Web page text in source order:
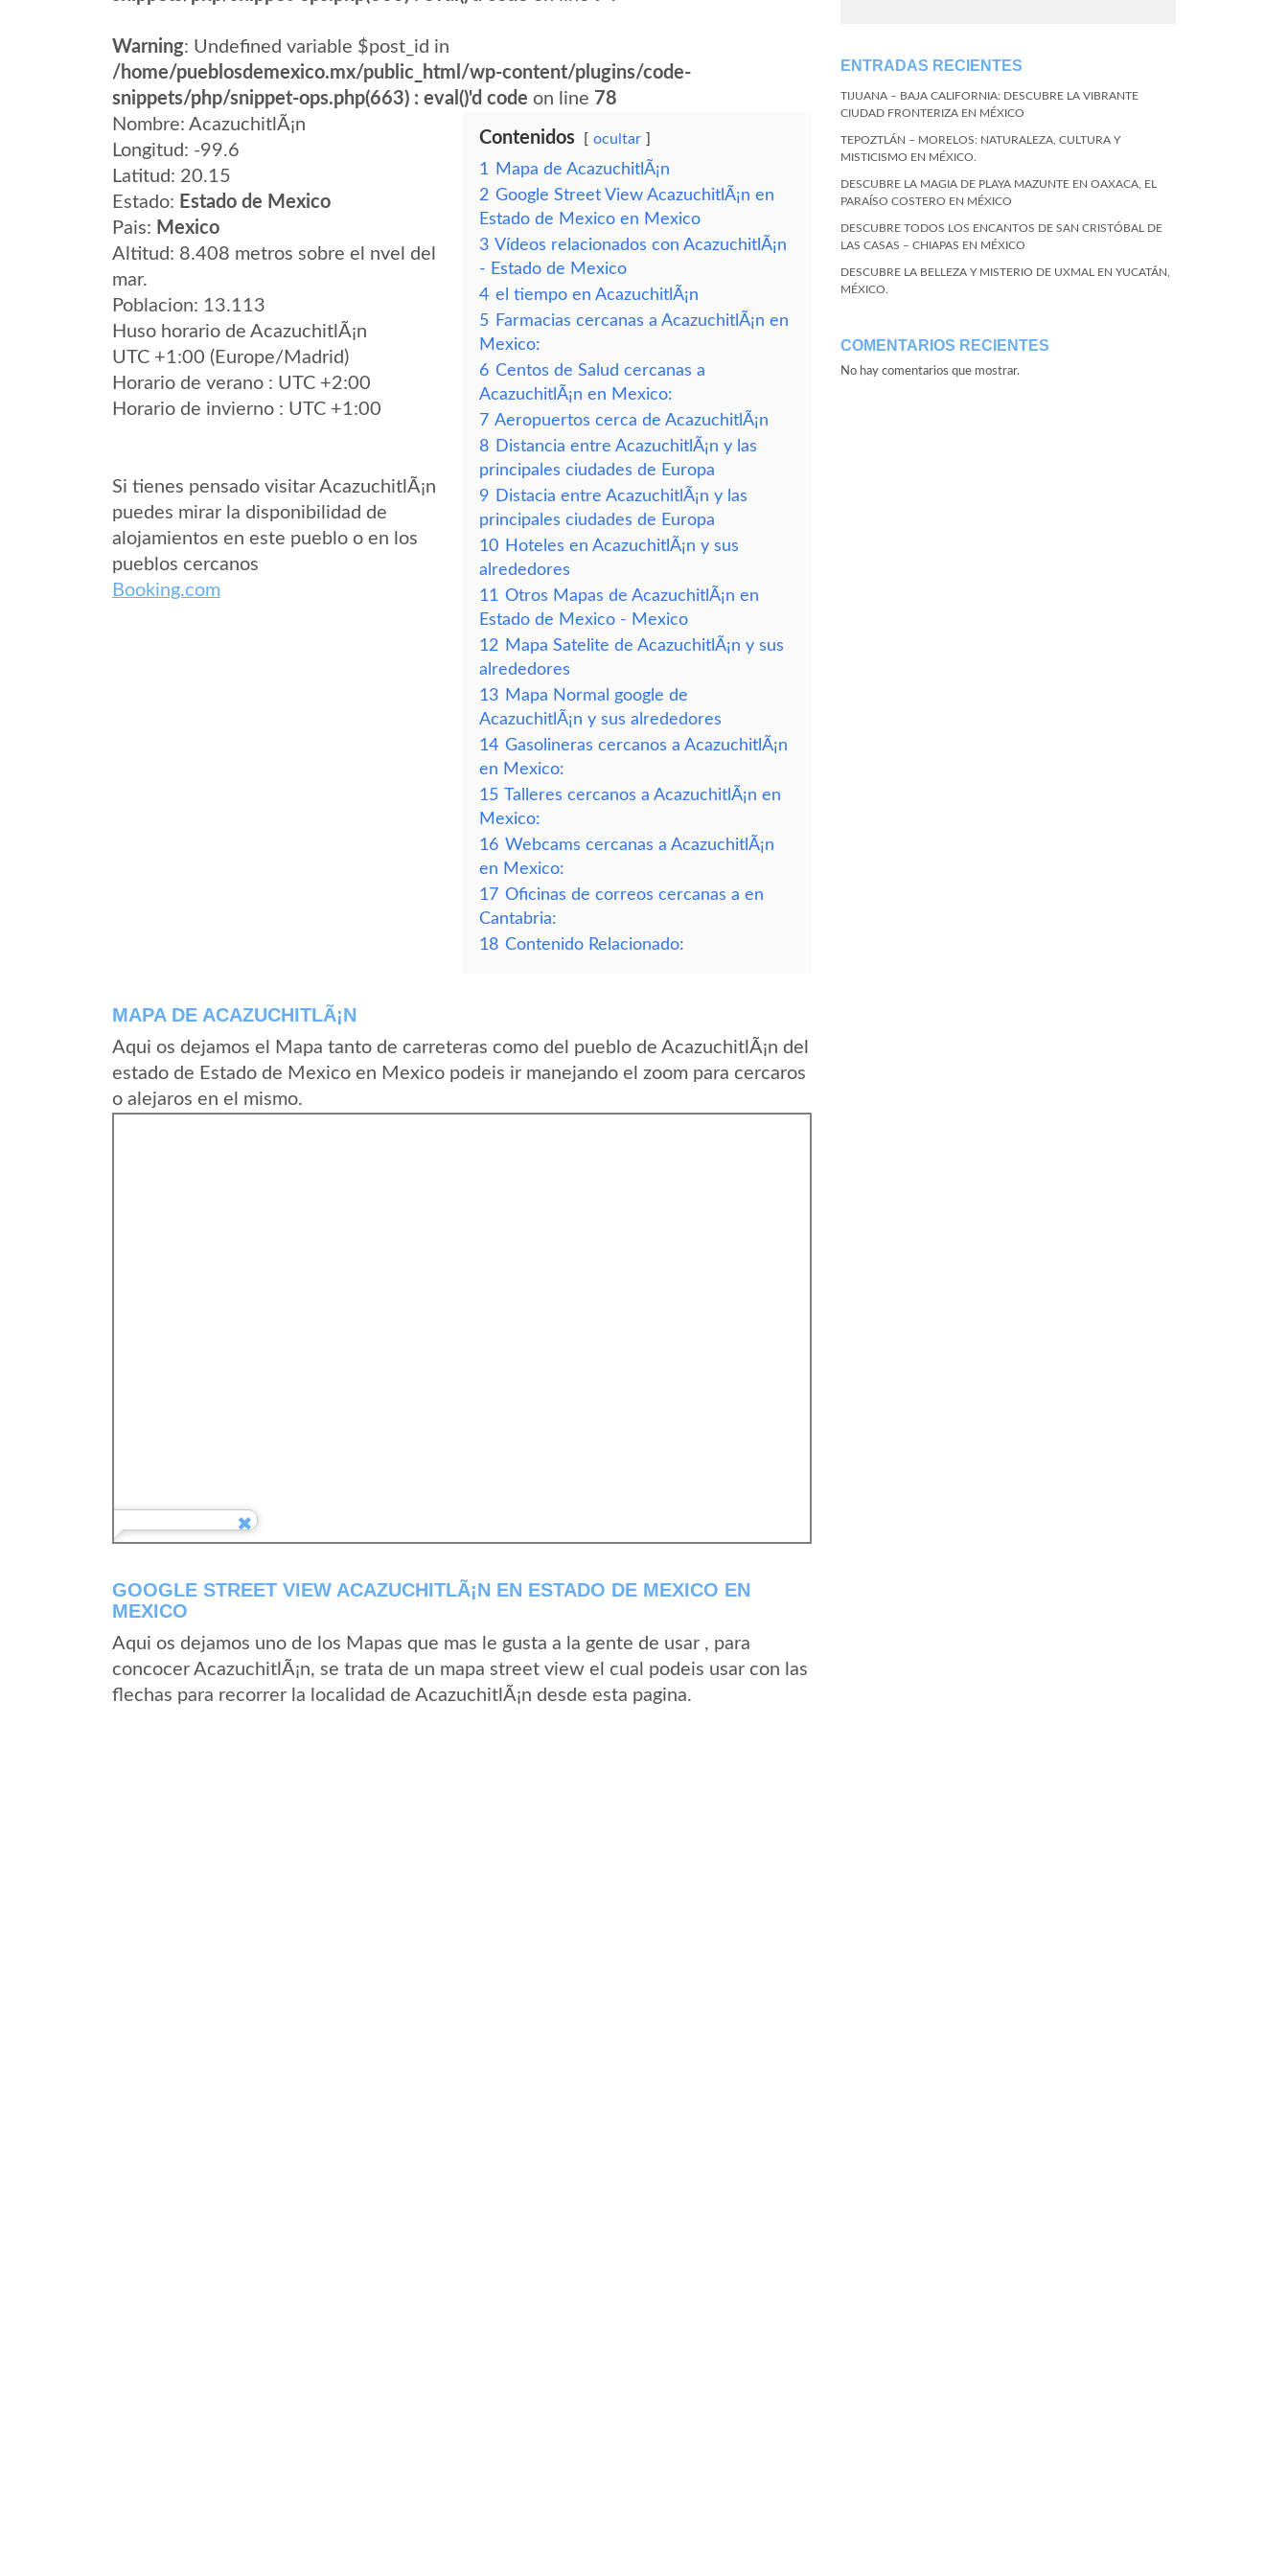
Warning: Undefined variable $post_id in
/home/pueblosdemexico.mx/public_html/wp-content/plugins/code-
snippets/php/snippet-ops.php(663) : eval()'d code on line 78
Nombre: AcazuchitlÃ¡n
Longitud: -99.6
Latitud: 20.15
Estado: Estado de Mexico
Pais: Mexico
Altitud: 8.408 metros sobre el nvel del
mar.
Poblacion: 13.113
Huso horario de AcazuchitlÃ¡n
UTC +1:00 (Europe/Madrid)
Horario de verano : UTC +2:00
Horario de invierno : UTC +1:00
Si tienes pensado visitar AcazuchitlÃ¡n
puedes mirar la disponibilidad de
alojamientos en este pueblo o en los
pueblos cercanos
Booking.com
Contenidos ocultar
1
Mapa de AcazuchitlÃ¡n
2 Google Street View AcazuchitlÃ¡n en
Estado de Mexico en Mexico
3 Vídeos relacionados con AcazuchitlÃ¡n
- Estado de Mexico
4 el tiempo en AcazuchitlÃ¡n
5 Farmacias cercanas a AcazuchitlÃ¡n en
Mexico:
6 Centos de Salud cercanas a
AcazuchitlÃ¡n en Mexico:
7 Aeropuertos cerca de AcazuchitlÃ¡n
8 Distancia entre AcazuchitlÃ¡n y las
principales ciudades de Europa
9 Distacia entre AcazuchitlÃ¡n y las
principales ciudades de Europa
10 Hoteles en AcazuchitlÃ¡n y sus
alrededores
11 Otros Mapas de AcazuchitlÃ¡n en
Estado de Mexico - Mexico
12 Mapa Satelite de AcazuchitlÃ¡n y sus
alrededores
13 Mapa Normal google de
AcazuchitlÃ¡n y sus alrededores
14 Gasolineras cercanos a AcazuchitlÃ¡n
en Mexico:
15 Talleres cercanos a AcazuchitlÃ¡n en
Mexico:
16 Webcams cercanas a AcazuchitlÃ¡n
en Mexico:
17 Oficinas de correos cercanas a en
Cantabria:
18 Contenido Relacionado:
MAPA DE ACAZUCHITLÃ¡N
Aqui os dejamos el Mapa tanto de carreteras como del pueblo de AcazuchitlÃ¡n del
estado de Estado de Mexico en Mexico podeis ir manejando el zoom para cercaros
o alejaros en el mismo.
GOOGLE STREET VIEW ACAZUCHITLÃ¡N EN ESTADO DE MEXICO EN
MEXICO
Aqui os dejamos uno de los Mapas que mas le gusta a la gente de usar , para
concocer AcazuchitlÃ¡n, se trata de un mapa street view el cual podeis usar con las
flechas para recorrer la localidad de AcazuchitlÃ¡n desde esta pagina.
ENTRADAS RECIENTES
TIJUANA – BAJA CALIFORNIA: DESCUBRE LA VIBRANTE
CIUDAD FRONTERIZA EN MÉXICO
TEPOZTLÁN – MORELOS: NATURALEZA, CULTURA Y
MISTICISMO EN MÉXICO.
DESCUBRE LA MAGIA DE PLAYA MAZUNTE EN OAXACA, EL
PARAÍSO COSTERO EN MÉXICO
DESCUBRE TODOS LOS ENCANTOS DE SAN CRISTÓBAL DE
LAS CASAS – CHIAPAS EN MÉXICO
DESCUBRE LA BELLEZA Y MISTERIO DE UXMAL EN YUCATÁN,
MÉXICO.
COMENTARIOS RECIENTES
No hay comentarios que mostrar.